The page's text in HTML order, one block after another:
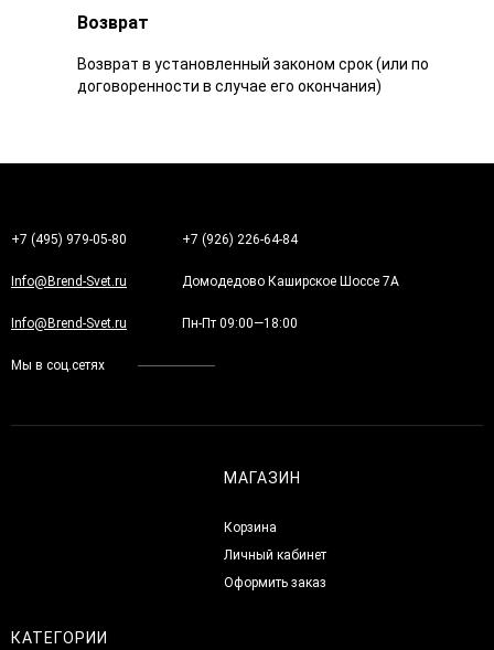
Возврат
Возврат в установленный законом срок (или по
договоренности в случае его окончания)
+7 (495) 979-05-80 +7 (926) 226-64-84
Info@Brend-Svet.ru Домодедово Каширское Шоссе 7А
Info@Brend-Svet.ru Пн-Пт 09:00—18:00
Мы в соц.сетях
МАГАЗИН
Корзина
Личный кабинет
Оформить заказ
КАТЕГОРИИ